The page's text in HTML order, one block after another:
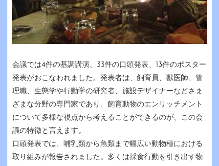
会議では4件の基調講演、33件の口頭発表、13件のポスター
発表がおこなわれました。発表者は、飼育員、獣医師、管
理職、生態学や行動学の研究者、施設デザイナーなどさま
ざまな分野の専門家であり、飼育動物のエンリッチメント
について多様な視点から考えることができるのが、この会
議の特徴と言えます。
口頭発表では、哺乳類から魚類まで幅広い動物種における
取り組みが報告されました。多くは採食行動を引き出す物